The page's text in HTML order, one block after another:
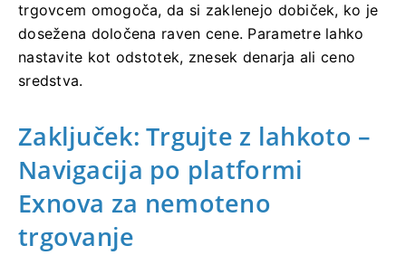
trgovcem omogoča, da si zaklenejo dobiček, ko je
dosežena določena raven cene. Parametre lahko
nastavite kot odstotek, znesek denarja ali ceno
sredstva.
Zaključek: Trgujte z lahkoto –
Navigacija po platformi
Exnova za nemoteno
trgovanje